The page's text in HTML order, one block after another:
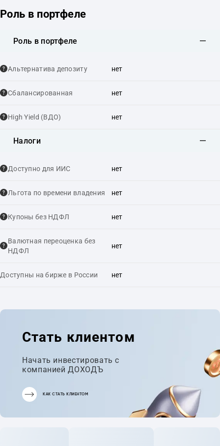
Роль в портфеле
Роль в портфеле
Альтернатива депозиту нет
Сбалансированная нет
High Yield (ВДО) нет
Налоги
Доступно для ИИС нет
Льгота по времени владения нет
Купоны без НДФЛ нет
Валютная переоценка без
НДФЛ
нет
Доступны на бирже в России нет
Стать клиентом
Начать инвестировать с
компанией ДОХОДЪ
КАК СТАТЬ КЛИЕНТОМ